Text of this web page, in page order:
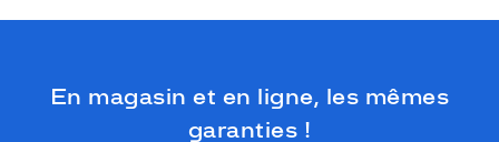
En magasin et en ligne, les mêmes
garanties !